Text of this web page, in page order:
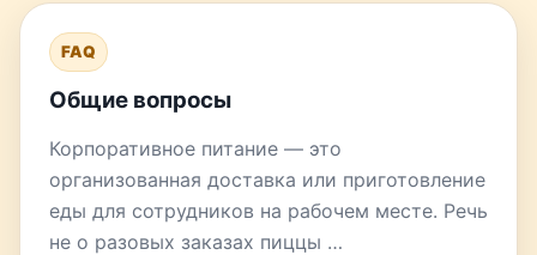
FAQ
Общие вопросы
Корпоративное питание — это
организованная доставка или приготовление
еды для сотрудников на рабочем месте. Речь
не о разовых заказах пиццы …